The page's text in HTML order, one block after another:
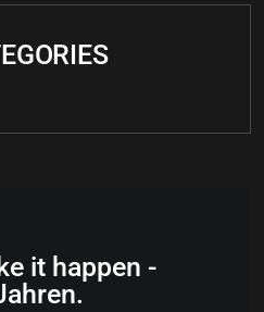
it happen -